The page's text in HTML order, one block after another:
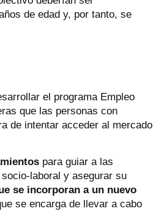
de edad y, por tanto, se
el programa Empleo
que las personas con
de intentar acceder al mercado
para guiar a las
laboral y asegurar su
se incorporan a un nuevo
se encarga de llevar a cabo